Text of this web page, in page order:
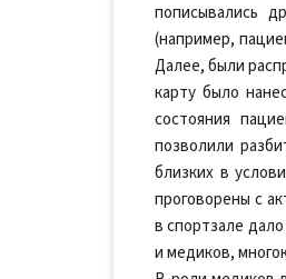
пописывались
(например,
Далее, были
карту было
состояния
позволили
близких в
проговорены с
в спортзале
и медиков,